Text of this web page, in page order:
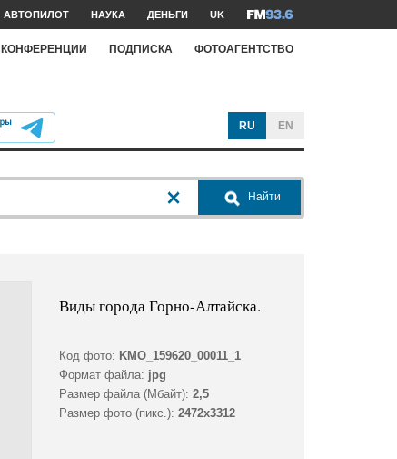
АВТОПИЛОТ НАУКА ДЕНЬГИ UK
КОНФЕРЕНЦИИ ПОДПИСКА ФОТОАГЕНТСТВО
RU EN
Найти
Виды города Горно-Алтайска.
Код фото: KMO_159620_00011_1
Формат файла: jpg
Размер файла (Мбайт): 2,5
Размер фото (пикс.): 2472x3312